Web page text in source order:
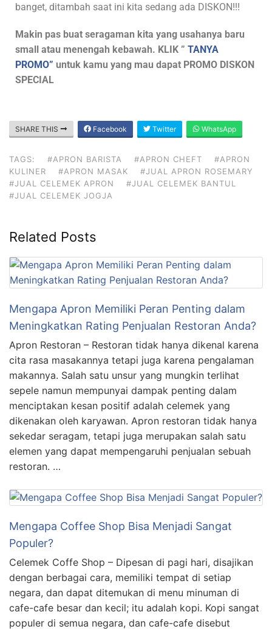
banget, ditambah saat ini kita sedang ada DISKON!!!
Makin pas buat seragaman kita yang usahanya baru
small atau menengah kebawah. KLIK ” TANYA
PROMO” untuk kamu yang mau dapat PROMO DISKON
SPECIAL
SHARE THIS Facebook Twitter WhatsApp
TAGS: #APRON BARISTA #APRON CHEFT
#APRON
KULINER
#APRON MASAK
#JUAL APRON ROSEMARY
#JUAL CELEMEK APRON
#JUAL CELEMEK BANTUL
#JUAL CELEMEK JOGJA
Related Posts
Mengapa Apron Memiliki Peran Penting dalam
Meningkatkan Rating Penjualan Restoran Anda?
Apron Restoran – Restoran tidak hanya dikenal karena
cita rasa masakannya tetapi juga karena pengalaman
makannya. Salah satu unsur yang mungkin terlihat
sepele namun mempunyai dampak penting dalam
menciptakan kesan positif adalah celemek yang
dikenakan oleh karyawan. Apron restoran tidak hanya
sekedar seragam, tetapi juga merupakan salah satu
elemen yang dapat mempengaruhi penjualan sebuah
restoran. …
Mengapa Coffee Shop Bisa Menjadi Sangat
Populer?
Celemek Coffe Shop – Dipesan di pagi hari, disajikan
dengan berbagai cara, memiliki tempat di setiap
negara, dan dapat ditemukan di menu minuman di
cafe-cafe besar dan kecil; itu adalah kopi. Kopi sangat
populer di semua negara, dan cafe-cafe disebut